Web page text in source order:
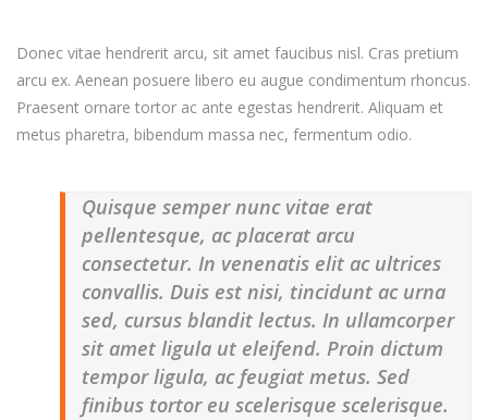
Donec vitae hendrerit arcu, sit amet faucibus nisl. Cras pretium
arcu ex. Aenean posuere libero eu augue condimentum rhoncus.
Praesent ornare tortor ac ante egestas hendrerit. Aliquam et
metus pharetra, bibendum massa nec, fermentum odio.
Quisque semper nunc vitae erat
pellentesque, ac placerat arcu
consectetur. In venenatis elit ac ultrices
convallis. Duis est nisi, tincidunt ac urna
sed, cursus blandit lectus. In ullamcorper
sit amet ligula ut eleifend. Proin dictum
tempor ligula, ac feugiat metus. Sed
finibus tortor eu scelerisque scelerisque.